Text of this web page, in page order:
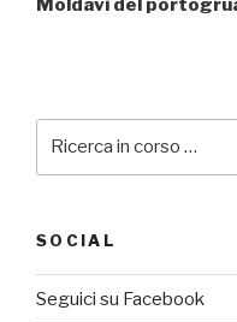
Moldavi del
SOCIAL
Seguici su Facebook